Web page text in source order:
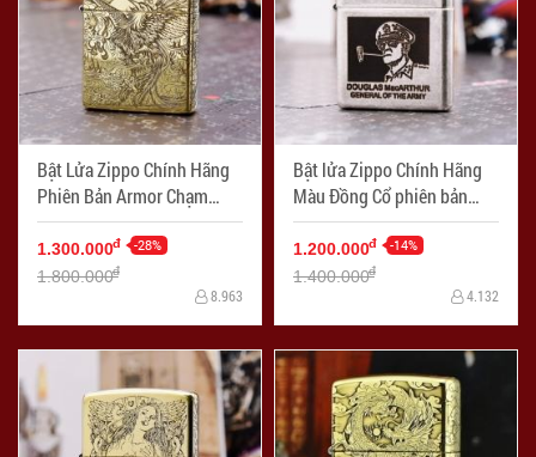
Bật Lửa Zippo Chính Hãng
Phiên Bản Armor Chạm
Khắc Chim Phượng Hoàng
1.300.000đ -28%
1.800.000đ
8.963
Bật lửa Zippo Chính Hãng
Màu Đồng Cổ phiên bản
MacArthur
1.200.000đ -14%
1.400.000đ
4.132